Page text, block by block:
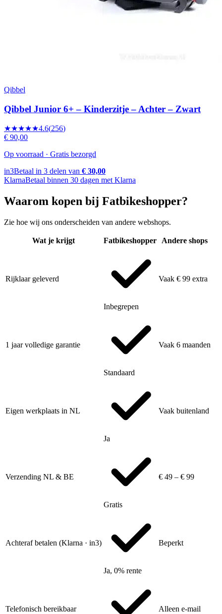
Qibbel
Qibbel Junior 6+ – Kinderzitje – Achter – Zwart
★★★★★4.6(256)
€ 90,00
Op voorraad · Gratis bezorgd
in3Betaal in 3 delen van € 30,00
KlarnaBetaal binnen 30 dagen met Klarna
Waarom kopen bij Fatbikeshopper?
Zie hoe wij ons onderscheiden van andere webshops.
Wat je krijgt Fatbikeshopper Andere shops
Rijklaar geleverd
Inbegrepen
Vaak € 99 extra
1 jaar volledige garantie
Standaard
Vaak 6 maanden
Eigen werkplaats in NL
Ja
Vaak buitenland
Verzending NL & BE
Gratis
€ 49 – € 99
Achteraf betalen (Klarna · in3)
Ja, 0% rente
Beperkt
Telefonisch bereikbaar Alleen e-mail